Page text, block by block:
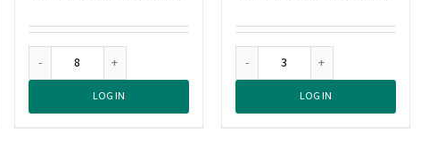
Robijn
Zwitsal
LOG IN
Witte
Vloeibaar
LOG IN